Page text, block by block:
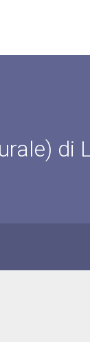
di